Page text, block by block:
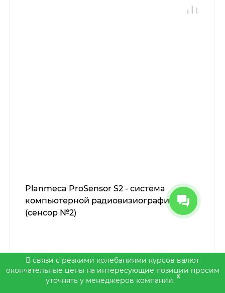
Planmeca ProSensor S2 - система
компьютерной радиовизиографии
(сенсор №2)
В связи с резкими колебаниями курсов валют
окончательные цены на интересующие позиции просим
уточнять у менеджеров компании.
x